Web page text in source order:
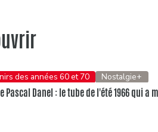
des années 60 et 70 Nostalgie+
Pascal Danel : le tube de l'été 1966 qui a